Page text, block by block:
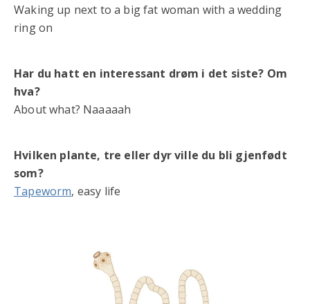
Waking up next to a big fat woman with a wedding
ring on
Har du hatt en interessant drøm i det siste? Om
hva?
About what? Naaaaah
Hvilken plante, tre eller dyr ville du bli gjenfødt
som?
Tapeworm, easy life